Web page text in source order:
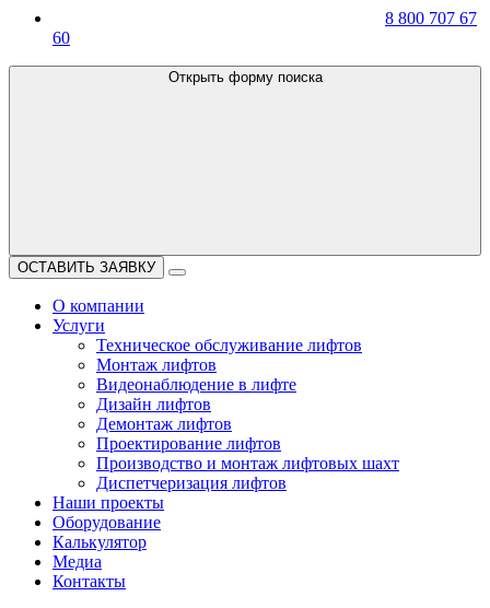
8 800 707 67
60
Открыть форму поиска
ОСТАВИТЬ ЗАЯВКУ
О компании
Услуги
Техническое обслуживание лифтов
Монтаж лифтов
Видеонаблюдение в лифте
Дизайн лифтов
Демонтаж лифтов
Проектирование лифтов
Производство и монтаж лифтовых шахт
Диспетчеризация лифтов
Наши проекты
Оборудование
Калькулятор
Медиа
Контакты